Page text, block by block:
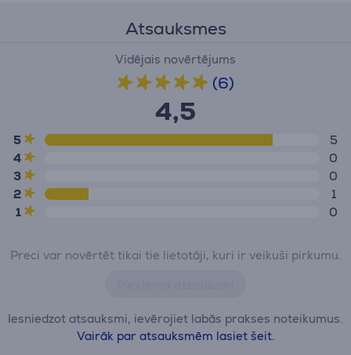
Atsauksmes
Vidējais novērtējums
(6)
4,5
5
5
4
0
3
0
2
1
1
0
Preci var novērtēt tikai tie lietotāji, kuri ir veikuši pirkumu.
Iesniedzot atsauksmi, ievērojiet labās prakses noteikumus.
Vairāk par atsauksmēm lasiet šeit.